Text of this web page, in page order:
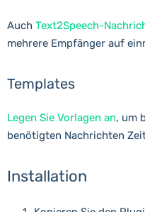
Auch Text2Speech-
mehrere Empfänger auf
Templates
Legen Sie Vorlagen an, um
benötigten Nachrichten
Installation